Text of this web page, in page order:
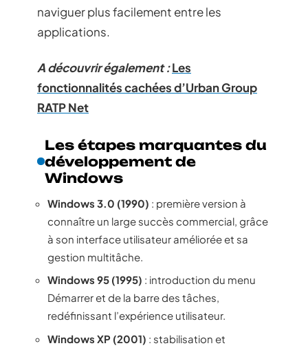
naviguer plus facilement entre les
applications.
A découvrir également :Les
fonctionnalités cachées d’Urban Group
RATP Net
Les étapes marquantes du
développement de
Windows
Windows 3.0 (1990) : première version à
connaître un large succès commercial, grâce
à son interface utilisateur améliorée et sa
gestion multitâche.
Windows 95 (1995) : introduction du menu
Démarrer et de la barre des tâches,
redéfinissant l’expérience utilisateur.
Windows XP (2001) : stabilisation et